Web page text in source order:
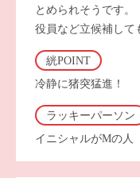
とめられそうです。
役員など立候補して
絖POINT
冷静に猪突猛進！
ラッキーパーソン
イニシャルがMの人